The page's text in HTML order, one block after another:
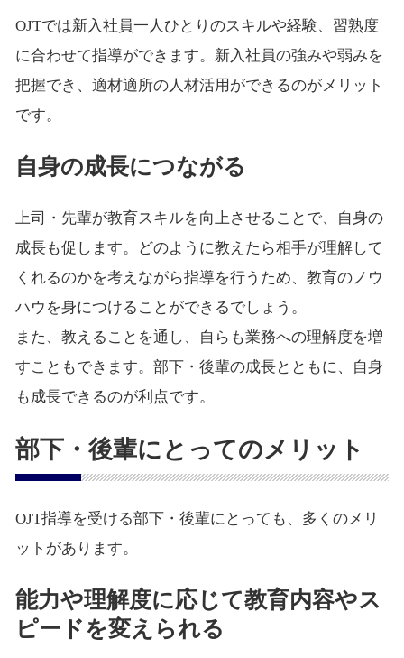
OJTでは新入社員一人ひとりのスキルや経験、習熟度
に合わせて指導ができます。新入社員の強みや弱みを
把握でき、適材適所の人材活用ができるのがメリット
です。
自身の成長につながる
上司・先輩が教育スキルを向上させることで、自身の
成長も促します。どのように教えたら相手が理解して
くれるのかを考えながら指導を行うため、教育のノウ
ハウを身につけることができるでしょう。
また、教えることを通し、自らも業務への理解度を増
すこともできます。部下・後輩の成長とともに、自身
も成長できるのが利点です。
部下・後輩にとってのメリット
OJT指導を受ける部下・後輩にとっても、多くのメリ
ットがあります。
能力や理解度に応じて教育内容やス
ピードを変えられる